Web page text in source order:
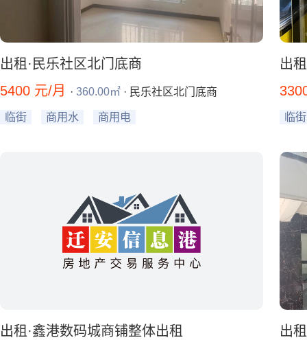
出租·民乐社区北门底商
5400 元/月
· 360.00㎡ · 民乐社区北门底商
临街 商用水 商用电
出
临街
出租·鑫港数码城商铺整体出租
出